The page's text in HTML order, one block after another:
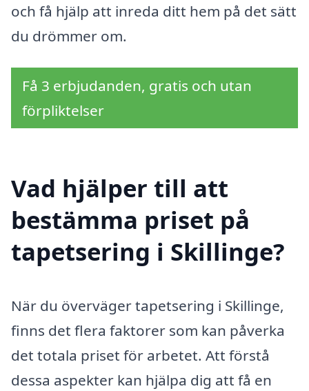
och få hjälp att inreda ditt hem på det sätt
du drömmer om.
Få 3 erbjudanden, gratis och utan
förpliktelser
Vad hjälper till att
bestämma priset på
tapetsering i Skillinge?
När du överväger tapetsering i Skillinge,
finns det flera faktorer som kan påverka
det totala priset för arbetet. Att förstå
dessa aspekter kan hjälpa dig att få en